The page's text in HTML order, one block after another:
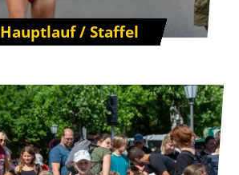
Hauptlauf / Staffel